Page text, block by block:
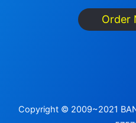
Order
Copyright © 2009~2021